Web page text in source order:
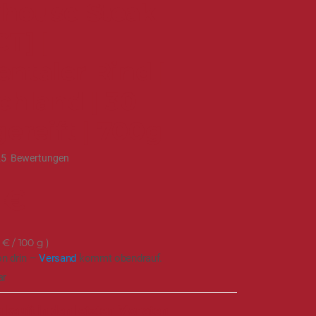
Bewertungen
€/ 100 g
drin –Versand kommt obendrauf.